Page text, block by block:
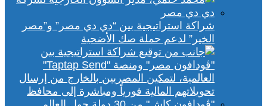
شراكة استراتيجية بين “دي دي مصر” و”مصر
الخير” لدعم حملة صك الأضحية